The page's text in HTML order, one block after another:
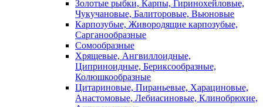
Золотые рыбки, Карпы, Гиринохейловые,
Чукучановые, Балиторовые, Вьюновые
Карпозубые, Живородящие карпозубые,
Сарганообразные
Сомообразные
Хрящевые, Ангвиллоидные,
Циприноидные, Бериксообразные,
Колюшкообразные
Цитариновые, Пираньевые, Харациновые,
Анастомовые, Лебиасиновые, Клинобрюхие,